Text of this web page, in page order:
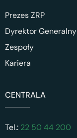
Prezes ZRP
Dyrektor Generalny
Zespoły
Kariera
CENTRALA
Tel.: 22 50 44 200